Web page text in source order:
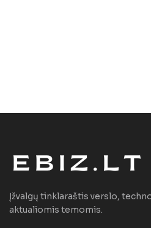
Įžvalgų tinklaraštis verslo,
aktualiomis temomis.